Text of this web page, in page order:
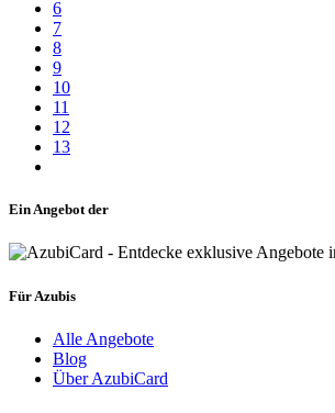
6
7
8
9
10
11
12
13
Ein Angebot der
Für Azubis
Alle Angebote
Blog
Über AzubiCard